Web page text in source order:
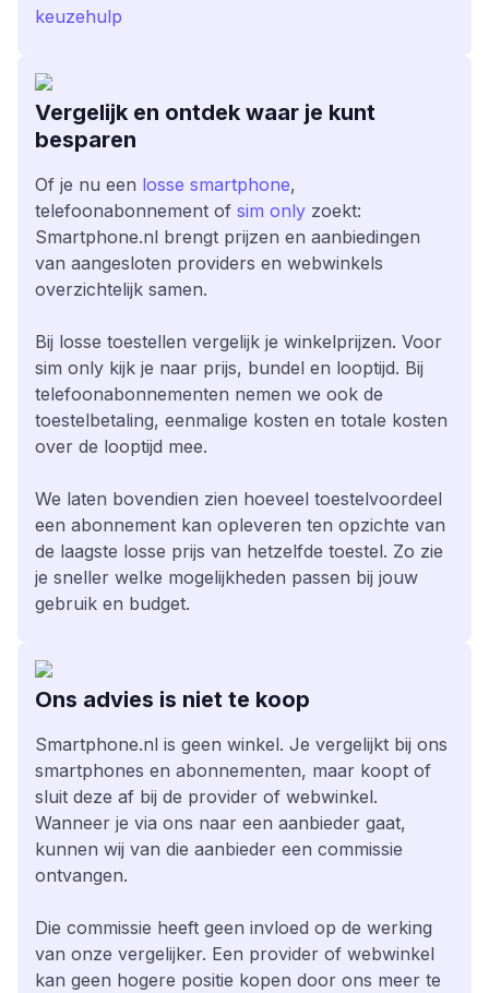
keuzehulp
Vergelijk en ontdek waar je kunt
besparen
Of je nu een losse smartphone,
telefoonabonnement of sim only zoekt:
Smartphone.nl brengt prijzen en aanbiedingen
van aangesloten providers en webwinkels
overzichtelijk samen.
Bij losse toestellen vergelijk je winkelprijzen. Voor
sim only kijk je naar prijs, bundel en looptijd. Bij
telefoonabonnementen nemen we ook de
toestelbetaling, eenmalige kosten en totale kosten
over de looptijd mee.
We laten bovendien zien hoeveel toestelvoordeel
een abonnement kan opleveren ten opzichte van
de laagste losse prijs van hetzelfde toestel. Zo zie
je sneller welke mogelijkheden passen bij jouw
gebruik en budget.
Ons advies is niet te koop
Smartphone.nl is geen winkel. Je vergelijkt bij ons
smartphones en abonnementen, maar koopt of
sluit deze af bij de provider of webwinkel.
Wanneer je via ons naar een aanbieder gaat,
kunnen wij van die aanbieder een commissie
ontvangen.
Die commissie heeft geen invloed op de werking
van onze vergelijker. Een provider of webwinkel
kan geen hogere positie kopen door ons meer te